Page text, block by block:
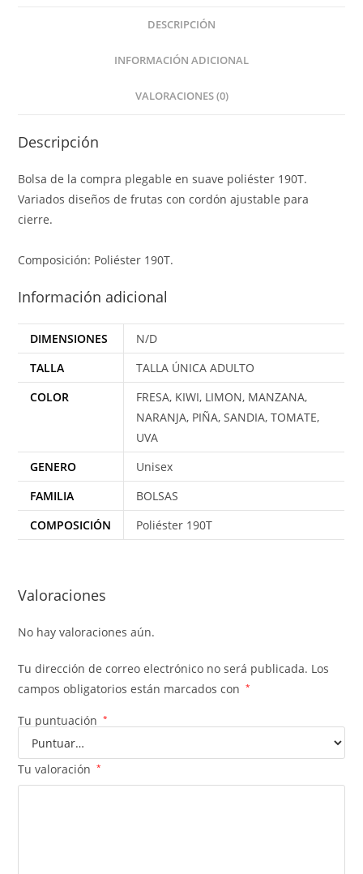
DESCRIPCIÓN
INFORMACIÓN ADICIONAL
VALORACIONES (0)
Descripción
Bolsa de la compra plegable en suave poliéster 190T.
Variados diseños de frutas con cordón ajustable para
cierre.
Composición: Poliéster 190T.
Información adicional
DIMENSIONES
N/D
TALLA
TALLA ÚNICA ADULTO
COLOR
FRESA, KIWI, LIMON, MANZANA,
NARANJA, PIÑA, SANDIA, TOMATE,
UVA
GENERO
Unisex
FAMILIA
BOLSAS
COMPOSICIÓN
Poliéster 190T
Valoraciones
No hay valoraciones aún.
Tu dirección de correo electrónico no será publicada. Los
campos obligatorios están marcados con
*
Tu puntuación *
Tu valoración *